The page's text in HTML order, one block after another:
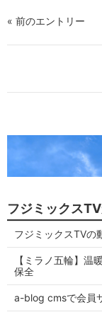
« 前のエントリー
フジミックス
フジミックスTVの
【ミラノ五輪】温
保全
a-blog cmsで会員